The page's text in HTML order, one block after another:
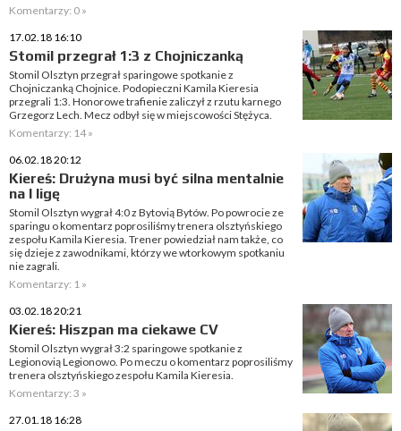
Komentarzy: 0 »
17.02.18 16:10
Stomil przegrał 1:3 z Chojniczanką
Stomil Olsztyn przegrał sparingowe spotkanie z
Chojniczanką Chojnice. Podopieczni Kamila Kieresia
przegrali 1:3. Honorowe trafienie zaliczył z rzutu karnego
Grzegorz Lech. Mecz odbył się w miejscowości Stężyca.
Komentarzy: 14 »
06.02.18 20:12
Kiereś: Drużyna musi być silna mentalnie
na I ligę
Stomil Olsztyn wygrał 4:0 z Bytovią Bytów. Po powrocie ze
sparingu o komentarz poprosiliśmy trenera olsztyńskiego
zespołu Kamila Kieresia. Trener powiedział nam także, co
się dzieje z zawodnikami, którzy we wtorkowym spotkaniu
nie zagrali.
Komentarzy: 1 »
03.02.18 20:21
Kiereś: Hiszpan ma ciekawe CV
Stomil Olsztyn wygrał 3:2 sparingowe spotkanie z
Legionovią Legionowo. Po meczu o komentarz poprosiliśmy
trenera olsztyńskiego zespołu Kamila Kieresia.
Komentarzy: 3 »
27.01.18 16:28